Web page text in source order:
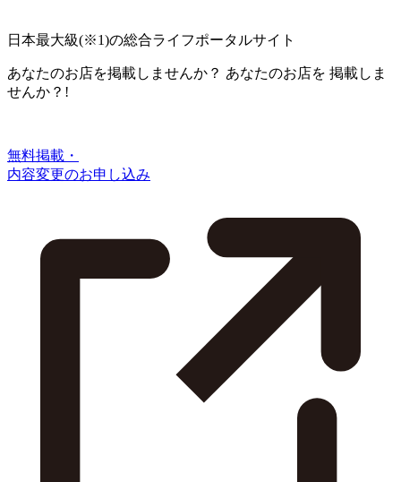
日本最大級(※1)の総合ライフポータルサイト
あなたのお店を掲載しませんか？ あなたのお店を 掲載しま
せんか？!
無料掲載・
内容変更のお申し込み